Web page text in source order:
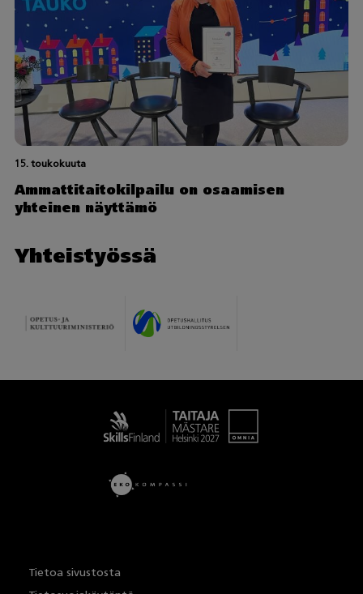
15. toukokuuta
Ammattitaitokilpailu on osaamisen
yhteinen näyttämö
Yhteistyössä
Tietoa sivustosta